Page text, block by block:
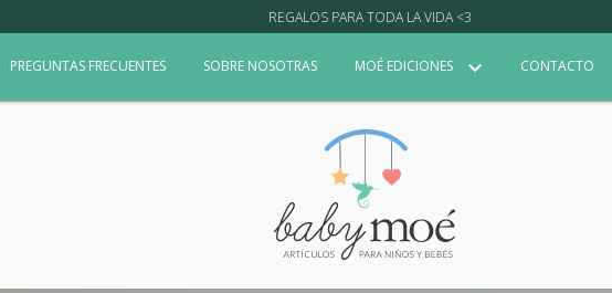
REGALOS PARA TODA LA VIDA <3
PREGUNTAS FRECUENTES SOBRE NOSOTRAS MOÉ EDICIONES CONTACTO